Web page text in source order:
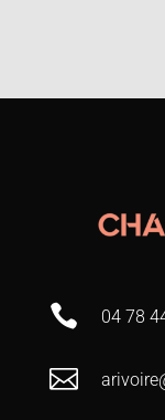
 04 78
